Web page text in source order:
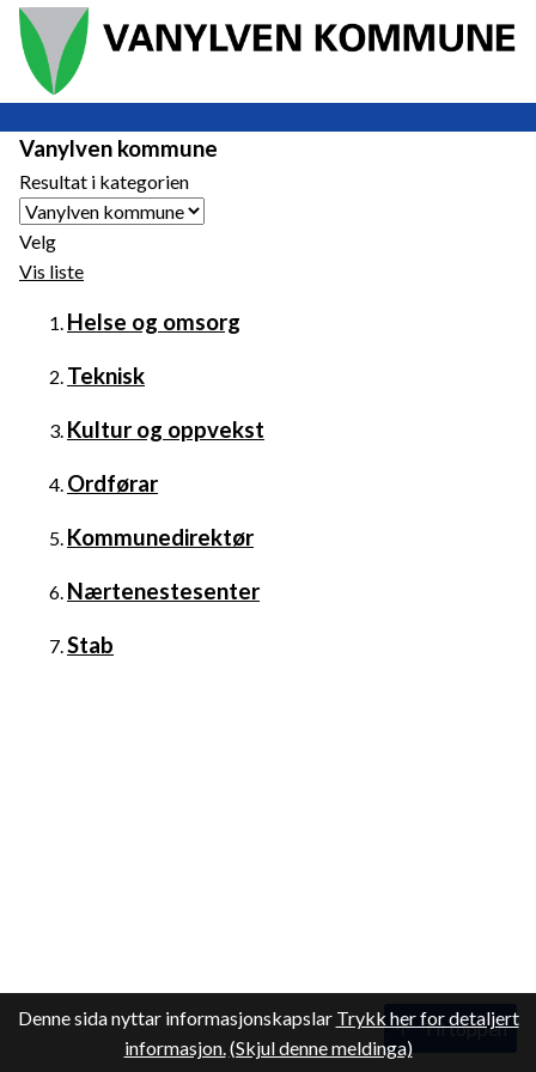
Vanylven
kommune
Du
er
her:
Vanylven kommune
Resultat i kategorien
Velg
Vis liste
Helse og omsorg
Teknisk
Kultur og oppvekst
Ordførar
Kommunedirektør
Nærtenestesenter
Stab
Til toppen
Denne sida nyttar informasjonskapslar Trykk her for detaljert
informasjon.(Skjul denne meldinga)